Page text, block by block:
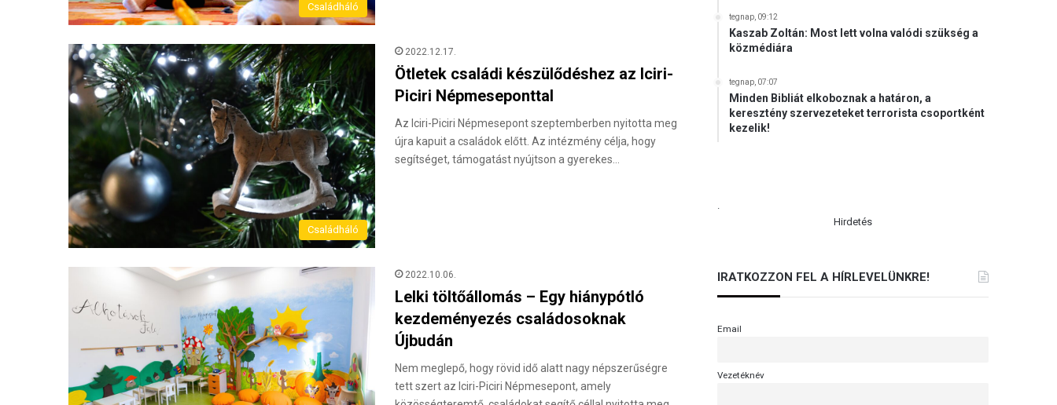
Családháló
Családháló
2022.12.17.
Ötletek családi készülődéshez az Iciri-
Piciri Népmeseponttal
Az Iciri-Piciri Népmesepont szeptemberben nyitotta meg
újra kapuit a családok előtt. Az intézmény célja, hogy
segítséget, támogatást nyújtson a gyerekes…
2022.10.06.
Lelki töltőállomás – Egy hiánypótló
kezdeményezés családosoknak
Újbudán
Nem meglepő, hogy rövid idő alatt nagy népszerűségre
tett szert az Iciri-Piciri Népmesepont, amely
tegnap, 09:12
Kaszab Zoltán: Most lett volna valódi szükség a
közmédiára
tegnap, 07:07
Minden Bibliát elkoboznak a határon, a
keresztény szervezeteket terrorista csoportként
kezelik!
.
Hirdetés
IRATKOZZON FEL A HÍRLEVELÜNKRE!
Email
Vezetéknév